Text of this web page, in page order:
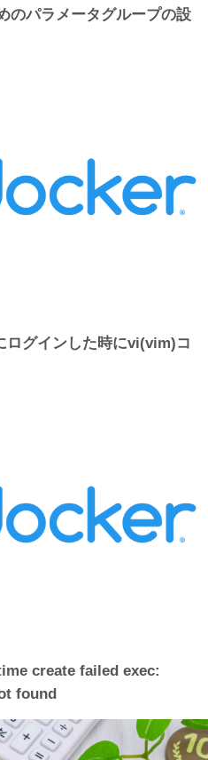
のパラメータグループの設
グインした時にvi(vim)コ
create failed exec:
found